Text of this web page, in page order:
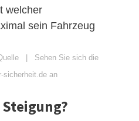
welcher
sein Fahrzeug
| Sehen Sie sich die
sicherheit.de an